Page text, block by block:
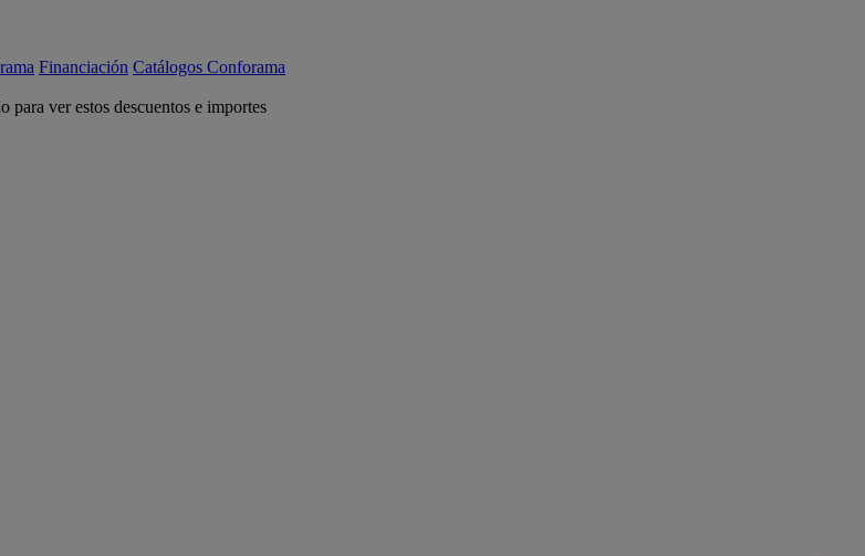
Financiación Catálogos Conforama
ver estos descuentos e importes